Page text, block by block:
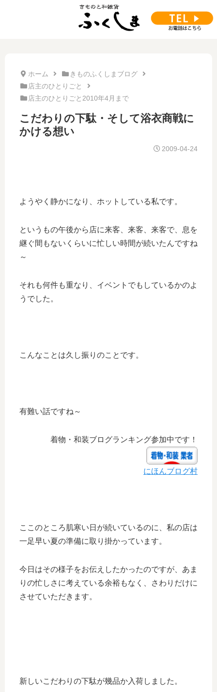
ホーム
きものふくしまブログ
店主のひとりごと
店主のひとりごと2010年4月まで
こだわりの下駄・そして浴衣商戦に
かける想い
2009-04-24
ようやく静かになり、ホットしている私です。
というもの午後から店に来客、来客、来客で、息を
継ぐ間もないくらいに忙しい時間が続いたんですね
～
それも何件も重なり、イベントでもしているかのよ
うでした。
こんなことは久し振りのことです。
有難い話ですね～
着物・和装ブログランキング参加中です！
にほんブログ村
ここのところ肌寒い日が続いているのに、私の店は
一足早い夏の準備に取り掛かっています。
今日はその様子をお伝えしたかったのですが、あま
りの忙しさに考えている余裕もなく、さわりだけに
させていただきます。
新しいこだわりの下駄が幾品か入荷しました。